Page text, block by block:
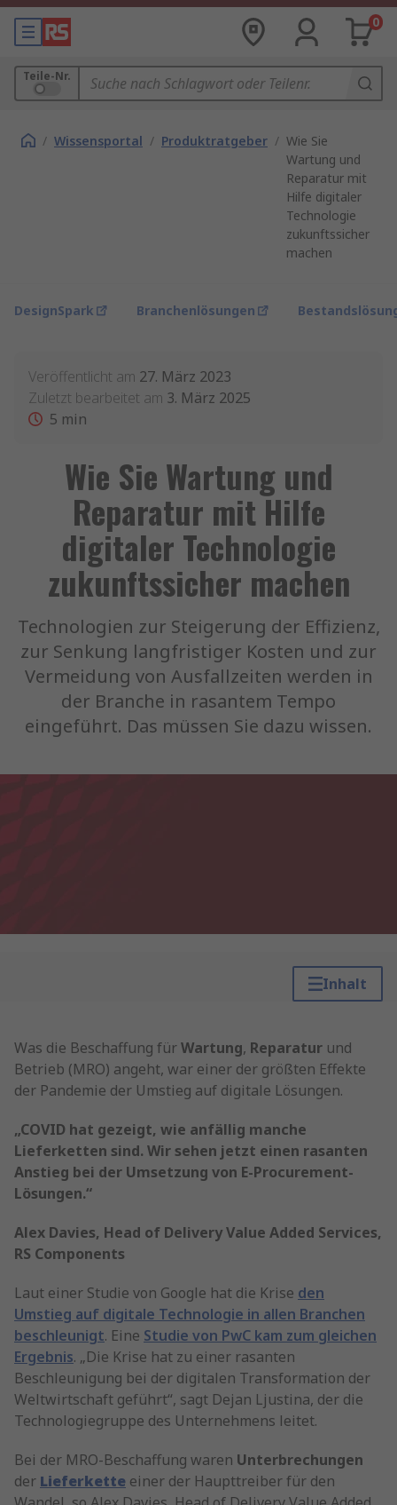
0
Teile-Nr.
/ Wissensportal / Produktratgeber / Wie Sie
Wartung und
Reparatur mit
Hilfe digitaler
Technologie
zukunftssicher
machen
DesignSpark Branchenlösungen
Veröffentlicht am 27. März 2023
Zuletzt bearbeitet am 3. März 2025
5 min
Wie Sie Wartung und
Reparatur mit Hilfe
digitaler Technologie
zukunftssicher machen
Technologien zur Steigerung der Effizienz,
zur Senkung langfristiger Kosten und zur
Vermeidung von Ausfallzeiten werden in
der Branche in rasantem Tempo
eingeführt. Das müssen Sie dazu wissen.
Inhalt
Was die Beschaffung fürWartung, Reparatur und
Betrieb (MRO) angeht, war einer der größten Effekte
der Pandemie der Umstieg auf digitale Lösungen.
„COVID hat gezeigt, wie anfällig manche
Lieferketten sind. Wir sehen jetzt einen rasanten
Anstieg bei der Umsetzung von E-Procurement-
Lösungen.“
Alex Davies, Head of Delivery Value Added Services,
RS Components
Laut einer Studie von Google hat die Krise den
Umstieg auf digitale Technologie in allen Branchen
beschleunigt. Eine Studie von PwC kam zum gleichen
Ergebnis. „Die Krise hat zu einer rasanten
Beschleunigung bei der digitalen Transformation der
Weltwirtschaft geführt“, sagt Dejan Ljustina, der die
Technologiegruppe des Unternehmens leitet.
Bei der MRO-Beschaffung waren Unterbrechungen
der Lieferkette einer der Haupttreiber für den